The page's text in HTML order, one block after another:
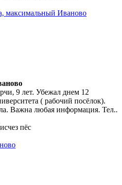
максимальный Иваново
9 лет. Убежал днем 12
( рабочий посёлок).
Важна любая информация. Тел..
пёс